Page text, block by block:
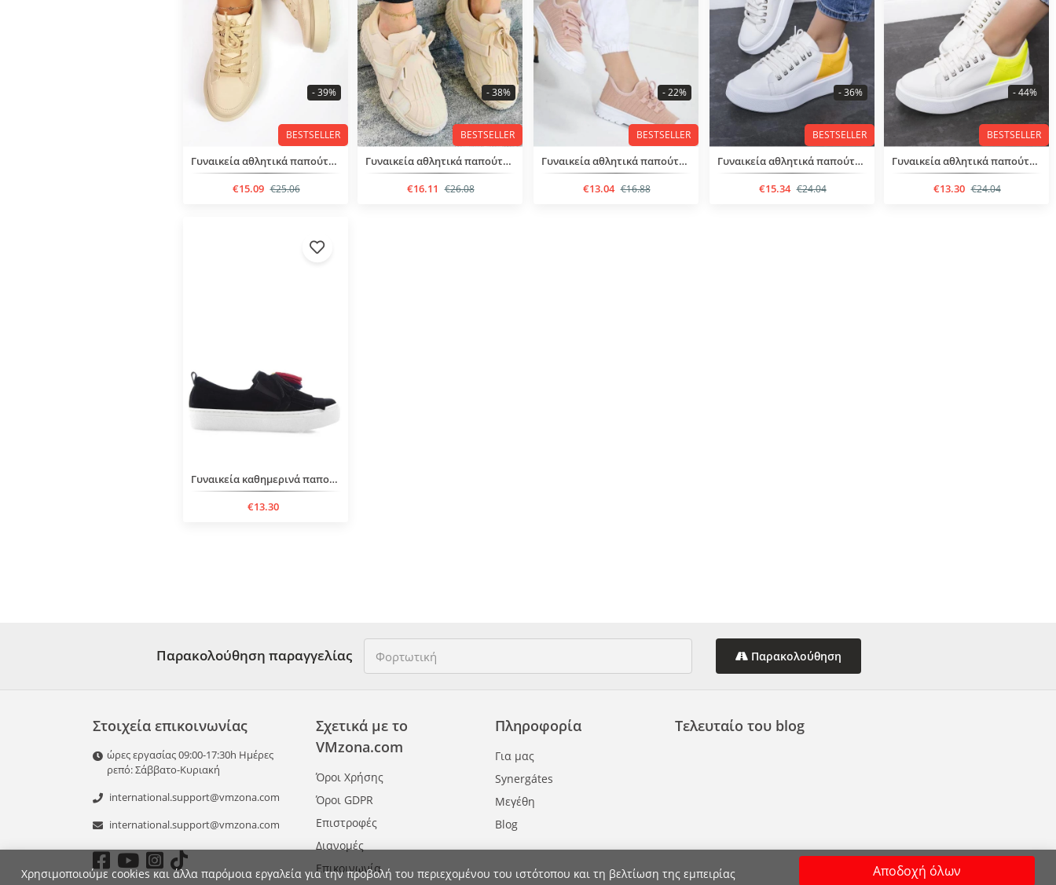
BESTSELLER
Γυναικεία αθλητικά παπούτσια με κορδόνια
€15.09 €25.06
- 39%
BESTSELLER
Γυναικεία αθλητικά παπούτσια με κορδόνια
€16.11 €26.08
- 38%
BESTSELLER
Γυναικεία αθλητικά παπούτσια με κορδόνια
€13.04 €16.88
- 22%
BESTSELLER
Γυναικεία αθλητικά παπούτσια με κορδόνια
€15.34 €24.04
- 36%
BESTSELLER
Γυναικεία αθλητικά παπούτσια
€13.30 €24.04
- 44%
Γυναικεία καθημερινά παπούτσια
€13.30
Χρησιμοποιούμε cookies και άλλα παρόμοια εργαλεία για την προβολή του περιεχομένου του ιστότοπου και τη βελτίωση της εμπειρίας
Αποδοχή όλων
Παρακολούθηση παραγγελίας Παρακολούθηση
Στοιχεία επικοινωνίας
ώρες εργασίας 09:00-17:30h Ημέρες
ρεπό: Σάββατο-Κυριακή
international.support@vmzona.com
international.support@vmzona.com
Πληροφορία
Για μας
Synergátes
Μεγέθη
Blog
Σχετικά με το
VMzona.com
Όροι Χρήσης
Όροι GDPR
Επιστροφές
Διανομές
Επικοινωνία
Τελευταίο του blog